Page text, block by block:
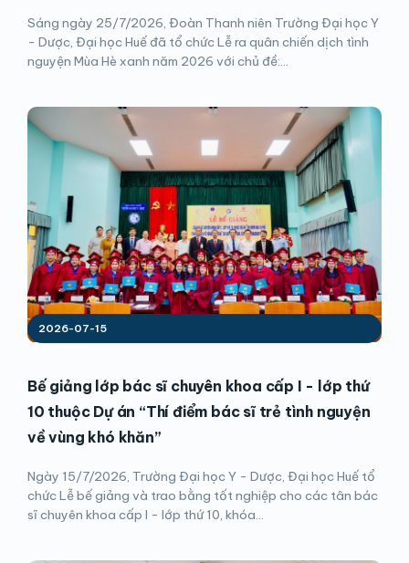
Sáng ngày 25/7/2026, Đoàn Thanh niên Trường Đại học Y
- Dược, Đại học Huế đã tổ chức Lễ ra quân chiến dịch tình
nguyện Mùa Hè xanh năm 2026 với chủ đề:...
2026-07-15
Bế giảng lớp bác sĩ chuyên khoa cấp I - lớp thứ
10 thuộc Dự án “Thí điểm bác sĩ trẻ tình nguyện
về vùng khó khăn”
Ngày 15/7/2026, Trường Đại học Y - Dược, Đại học Huế tổ
chức Lễ bế giảng và trao bằng tốt nghiệp cho các tân bác
sĩ chuyên khoa cấp I - lớp thứ 10, khóa...